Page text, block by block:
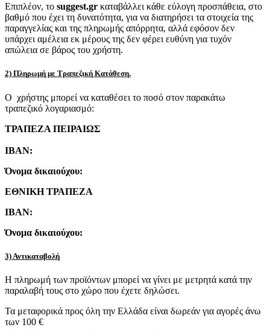
Επιπλέον, το suggest.gr καταβάλλει κάθε εύλογη προσπάθεια, στο
βαθμό που έχει τη δυνατότητα, για να διατηρήσει τα στοιχεία της
παραγγελίας και της πληρωμής απόρρητα, αλλά εφόσον δεν
υπάρχει αμέλεια εκ μέρους της δεν φέρει ευθύνη για τυχόν
απώλεια σε βάρος του χρήστη.
2) Πληρωμή με Τραπεζική Κατάθεση.
Ο χρήστης μπορεί να καταθέσει το ποσό στον παρακάτω
τραπεζικό λογαριασμό:
ΤΡΑΠΕΖΑ ΠΕΙΡΑΙΩΣ
IBAN:
Όνομα δικαιούχου:
ΕΘΝΙΚΗ ΤΡΑΠΕΖΑ
IBAN:
Όνομα δικαιούχου:
3) Αντικαταβολή
Η πληρωμή των προϊόντων μπορεί να γίνει με μετρητά κατά την
παραλαβή τους στο χώρο που έχετε δηλώσει.
Τα μεταφορικά προς όλη την Ελλάδα είναι δωρεάν για αγορές άνω
των 100 €